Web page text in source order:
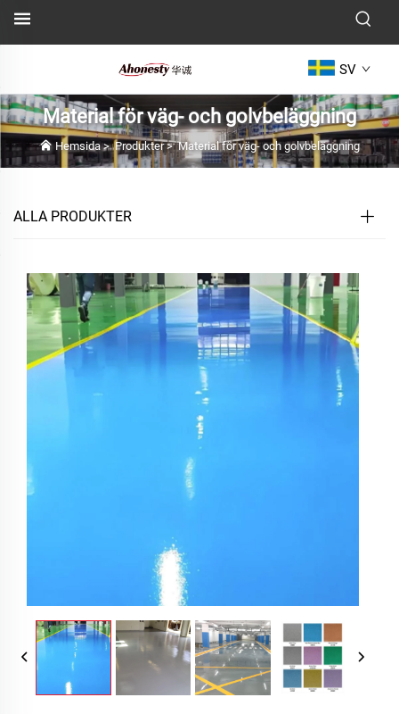
SV
Material för väg- och golvbeläggning
Hemsida>Produkter>Material för väg- och golvbeläggning
ALLA PRODUKTER